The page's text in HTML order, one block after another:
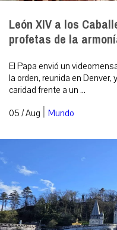
León XIV a los
profetas de la
El Papa envió un
la orden, reunida en Denver,
caridad frente a un ...
05 / Aug | Mundo